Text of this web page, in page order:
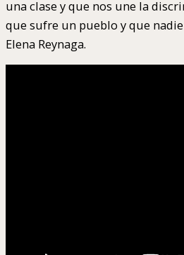
una clase y que nos une la
que sufre un pueblo y que
Elena Reynaga.